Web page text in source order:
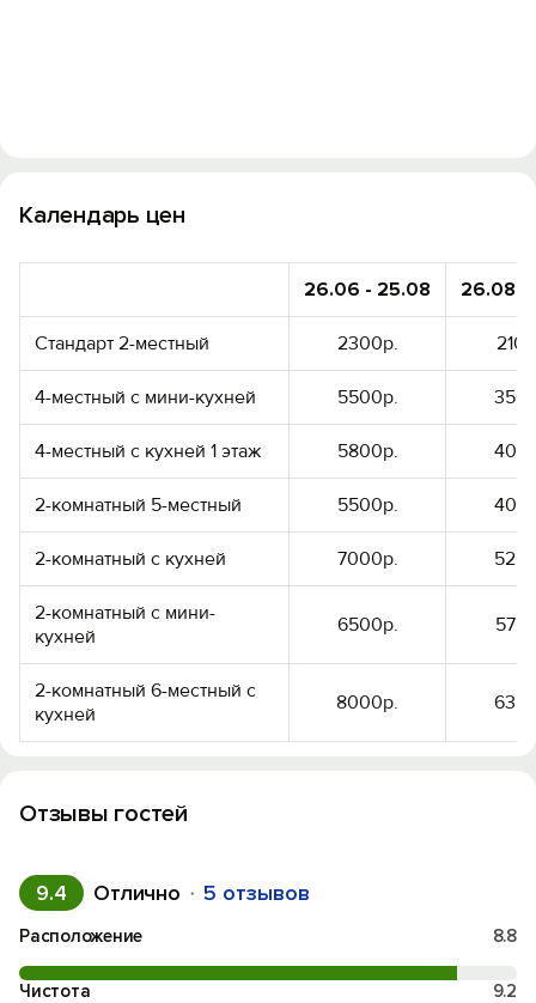
Календарь цен
26.06 - 25.08 26.08 -
Стандарт 2-местный 2300р.
4-местный с мини-кухней 5500р.
4-местный с кухней 1 этаж 5800р.
2-комнатный 5-местный 5500р.
2-комнатный с кухней 7000р.
2-комнатный с мини-
кухней
6500р.
2-комнатный 6-местный с
кухней
8000р.
Отзывы гостей
9.4 Отлично 5 отзывов
Расположение 8.8
Чистота 9.2